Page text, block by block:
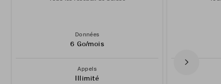
Données
6 Go/mois
Appels
Illimité